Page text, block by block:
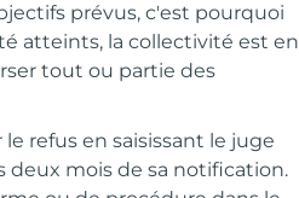
prévus, c'est pourquoi
atteints, la collectivité est en
tout ou partie des
refus en saisissant le juge
deux mois de sa notification.